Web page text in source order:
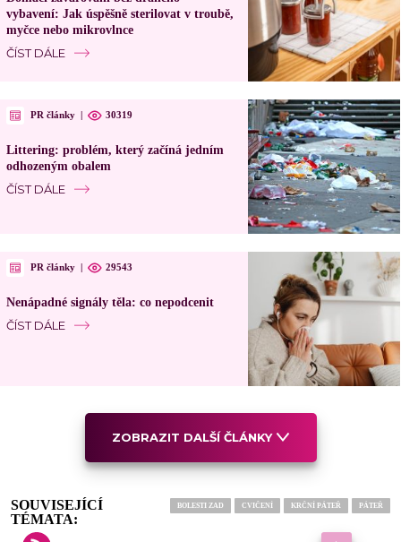
vybavení: Jak úspěšně sterilovat v troubě,
myčce nebo mikrovlnce
ČÍST DÁLE
PR články 30319
Littering: problém, který začíná jedním
odhozeným obalem
ČÍST DÁLE
PR články 29543
Nenápadné signály těla: co nepodcenit
ČÍST DÁLE
ZOBRAZIT DALŠÍ ČLÁNKY
SOUVISEJÍCÍ
TÉMATA:
BOLESTI ZAD CVIČENÍ KRČNÍ PÁTEŘ PÁTEŘ